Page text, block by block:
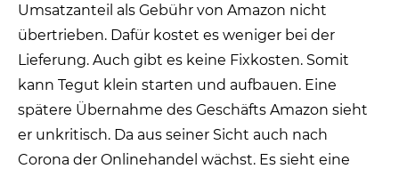
Umsatzanteil als Gebühr von Amazon nicht
übertrieben. Dafür kostet es weniger bei der
Lieferung. Auch gibt es keine Fixkosten. Somit
kann Tegut klein starten und aufbauen. Eine
spätere Übernahme des Geschäfts Amazon sieht
er unkritisch. Da aus seiner Sicht auch nach
Corona der Onlinehandel wächst. Es sieht eine